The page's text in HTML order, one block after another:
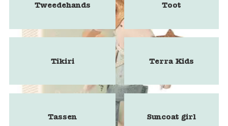
Tweedehands Toot
Tikiri Terra Kids
Tassen Suncoat girl